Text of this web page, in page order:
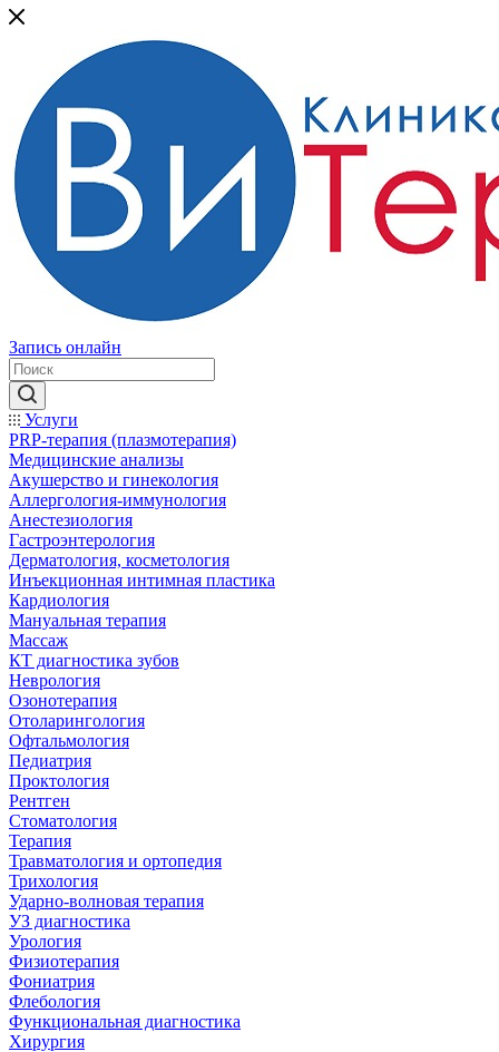
Запись онлайн
Услуги
PRP-терапия (плазмотерапия)
Медицинские анализы
Акушерство и гинекология
Аллергология-иммунология
Анестезиология
Гастроэнтерология
Дерматология, косметология
Инъекционная интимная пластика
Кардиология
Мануальная терапия
Массаж
КТ диагностика зубов
Неврология
Озонотерапия
Отоларингология
Офтальмология
Педиатрия
Проктология
Рентген
Стоматология
Терапия
Травматология и ортопедия
Трихология
Ударно-волновая терапия
УЗ диагностика
Урология
Физиотерапия
Фониатрия
Флебология
Функциональная диагностика
Хирургия